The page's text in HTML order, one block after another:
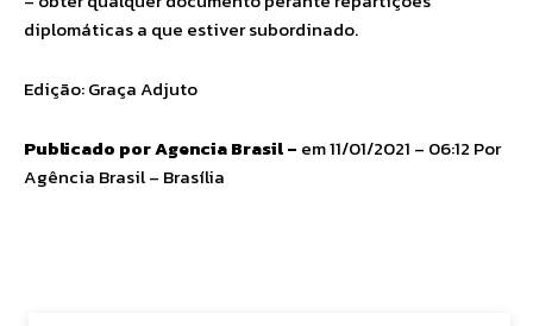
diplomáticas a que estiver subordinado.
Edição: Graça Adjuto
Publicado por Agencia Brasil – em 11/01/2021 – 06:12 Por
Agência Brasil – Brasília